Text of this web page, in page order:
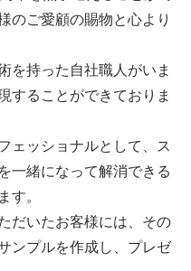
のご愛顧の賜物と心より
を持った自社職人がいま
することができておりま
ェッショナルとして、ス
一緒になって解消できる
す。
だいたお客様には、その
ンプルを作成し、プレゼ